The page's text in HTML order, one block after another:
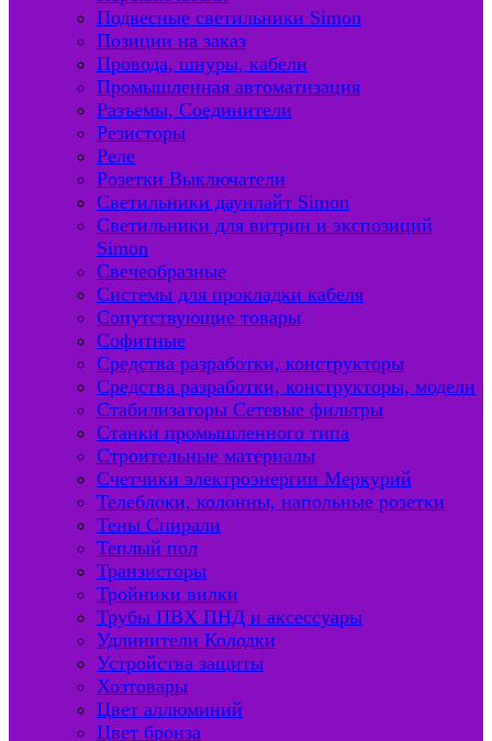
Подвесные светильники Simon
Позиции на заказ
Провода, шнуры, кабели
Промышленная автоматизация
Разъемы, Соединители
Резисторы
Реле
Розетки Выключатели
Светильники даунлайт Simon
Светильники для витрин и экспозиций
Simon
Свечеобразные
Системы для прокладки кабеля
Сопутствующие товары
Софитные
Средства разработки, конструкторы
Средства разработки, конструкторы, модели
Стабилизаторы Сетевые фильтры
Станки промышленного типа
Строительные материалы
Счетчики электроэнергии Меркурий
Телеблоки, колонны, напольные розетки
Тены Спирали
Теплый пол
Транзисторы
Тройники вилки
Трубы ПВХ ПНД и аксессуары
Удлинители Колодки
Устройства защиты
Хозтовары
Цвет аллюминий
Цвет бронза